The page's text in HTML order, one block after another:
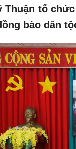
Thuận tổ
bào dân